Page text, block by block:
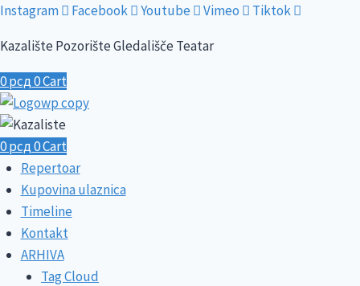
Skip
content
Instagram Facebook Youtube Vimeo
Tiktok
Kazalište Pozorište Gledališče Teatar
0рсд0Cart
0рсд0Cart
Repertoar
Kupovina ulaznica
Timeline
Kontakt
ARHIVA
Tag Cloud